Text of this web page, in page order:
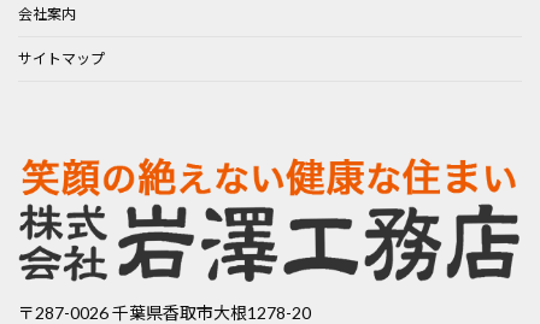
会社案内
サイトマップ
〒287-0026 千葉県香取市大根1278-20